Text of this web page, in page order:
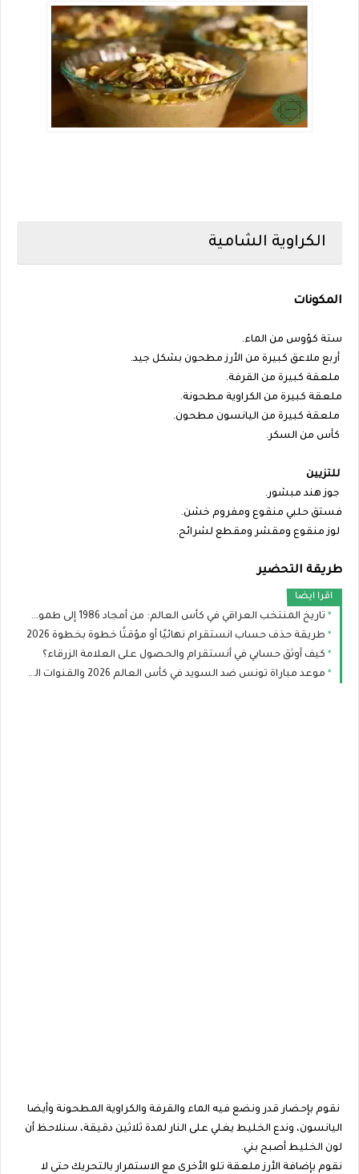
الكراوية الشامية
المكونات
ستة كؤوس من الماء.
أربع ملاعق كبيرة من الأرز مطحون بشكل جيد.
ملعقة كبيرة من القرفة.
ملعقة كبيرة من الكراوية مطحونة.
ملعقة كبيرة من اليانسون مطحون.
كأس من السكر.
للتزيين
جوز هند مبشور.
فستق حلبي منقوع ومفروم خشن.
لوز منقوع ومقشر ومقطع لشرائح.
طريقة التحضير
اقرا ايضا
تاريخ المنتخب العراقي في كأس العالم: من أمجاد 1986 إلى طموح مونديال 2026
طريقة حذف حساب انستقرام نهائيًا أو مؤقتًا خطوة بخطوة 2026
كيف أوثق حسابي في أنستقرام والحصول على العلامة الزرقاء؟
موعد مباراة تونس ضد السويد في كأس العالم 2026 والقنوات الناقلة والتشكيل
نقوم بإحضار قدر ونضع فيه الماء والقرفة والكراوية المطحونة وأيضا
اليانسون، وندع الخليط يغلي على النار لمدة ثلاثين دقيقة، سنلاحظ أن
لون الخليط أصبح بني.
نقوم بإضافة الأرز ملعقة تلو الأخرى مع الاستمرار بالتحريك حتى لا